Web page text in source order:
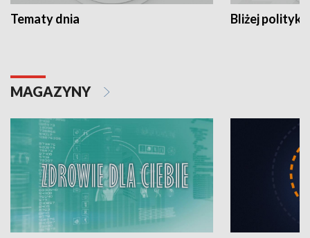
Tematy dnia Bliżej polityki
MAGAZYNY